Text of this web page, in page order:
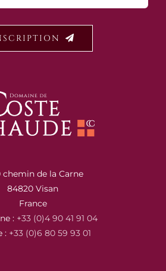
chemin de la Carne
84820 Visan
France
: +33 (0)4 90 41 91 04
: +33 (0)6 80 59 93 01